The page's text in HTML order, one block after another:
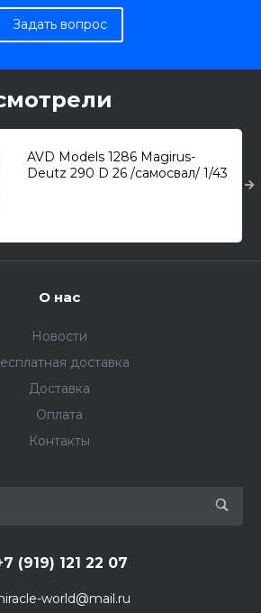
Задать вопрос
AVD Models 1286 Magirus-
Deutz 290 D 26 /самосвал/ 1/43
О нас
Новости
доставка
Доставка
Оплата
Контакты
(919) 121 22 07
world@mail.ru